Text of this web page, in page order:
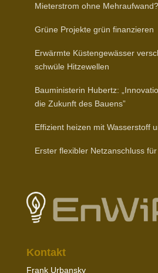
Mieter­strom ohne Mehraufwand?
Grüne Projekte grün finanzieren
Erwärmte Küsten­ge­wässer
schwüle Hitzewellen
Baumi­nis­terin Hubertz:
die Zukunft des Bauens”
Effizient heizen mit Wasser­stoff
Erster flexibler Netz­an­schluss
Kontakt
Frank Urbansky